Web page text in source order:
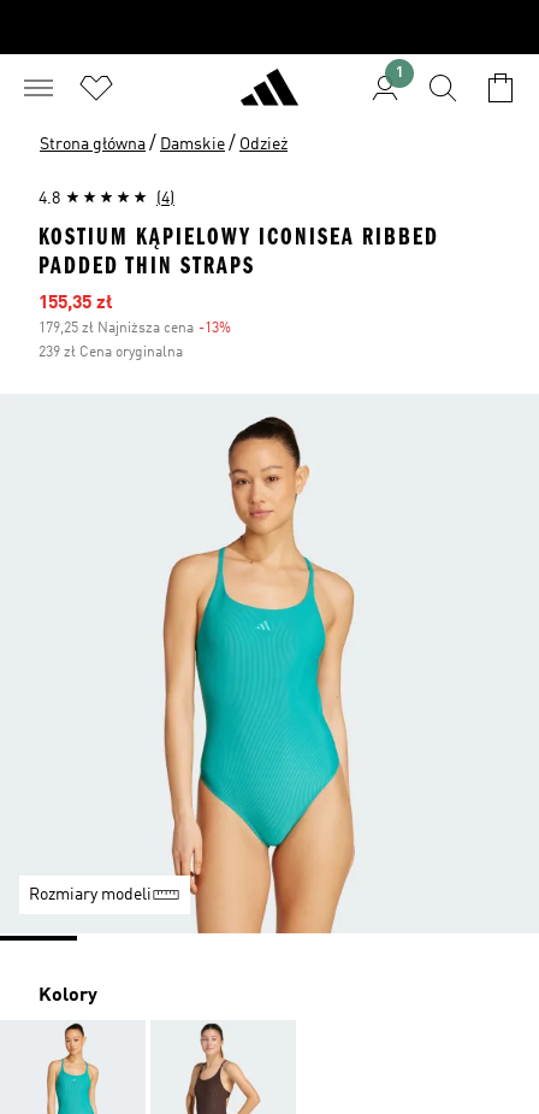
1
Strona główna / Damskie / Odzież
4.8 (4)
KOSTIUM KĄPIELOWY ICONISEA RIBBED
PADDED THIN STRAPS
Ceny na wyprzedaży
155,35 zł
179,25 zł Najniższa cena -13%
239 zł Cena oryginalna
Rozmiary modeli
Kolory